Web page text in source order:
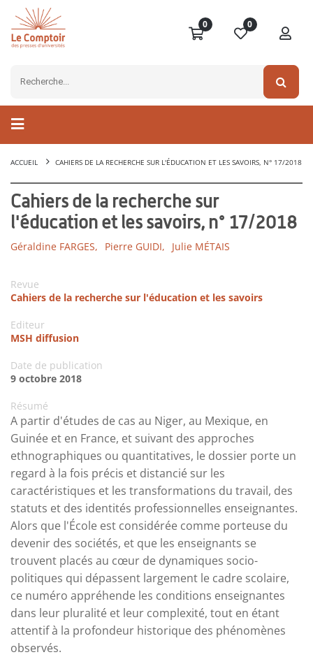
0 0
ACCUEIL CAHIERS DE LA RECHERCHE SUR L'ÉDUCATION ET LES SAVOIRS, N° 17/2018
Cahiers de la recherche sur
l'éducation et les savoirs, n° 17/2018
Géraldine FARGES, Pierre GUIDI, Julie MÉTAIS
Revue
Cahiers de la recherche sur l'éducation et les savoirs
Editeur
MSH diffusion
Date de publication
9 octobre 2018
Résumé
A partir d'études de cas au Niger, au Mexique, en
Guinée et en France, et suivant des approches
ethnographiques ou quantitatives, le dossier porte un
regard à la fois précis et distancié sur les
caractéristiques et les transformations du travail, des
statuts et des identités professionnelles enseignantes.
Alors que l'École est considérée comme porteuse du
devenir des sociétés, et que les enseignants se
trouvent placés au cœur de dynamiques socio-
politiques qui dépassent largement le cadre scolaire,
ce numéro appréhende les conditions enseignantes
dans leur pluralité et leur complexité, tout en étant
attentif à la profondeur historique des phénomènes
observés.